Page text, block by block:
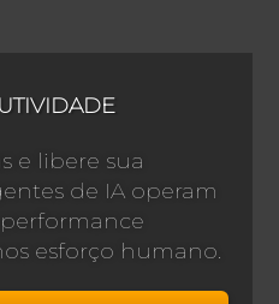
e libere sua
de IA operam
esforço humano.